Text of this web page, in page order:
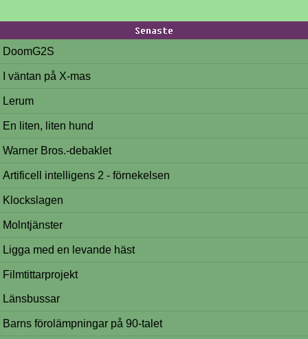
Senaste
DoomG2S
I väntan på X-mas
Lerum
En liten, liten hund
Warner Bros.-debaklet
Artificell intelligens 2 - förnekelsen
Klockslagen
Molntjänster
Ligga med en levande häst
Filmtittarprojekt
Länsbussar
Barns förolämpningar på 90-talet